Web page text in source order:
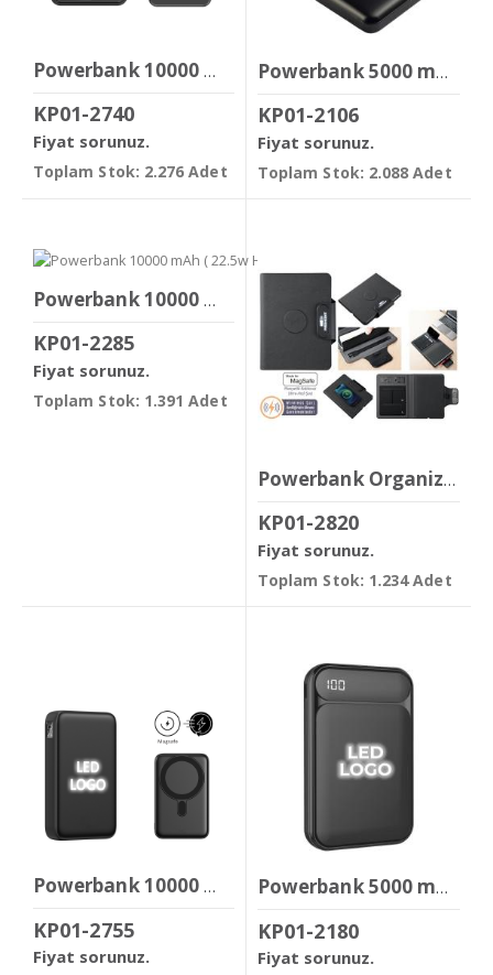
Powerbank 10000 mAh ( Magsafe & 22.5w Hızlı Şarj )
KP01-2740
Fiyat sorunuz.
Toplam Stok: 2.276 Adet
Powerbank 5000 mAh
KP01-2106
Fiyat sorunuz.
Toplam Stok: 2.088 Adet
Powerbank 10000 mAh ( 22.5w Hızlı Şarj
KP01-2285
Fiyat sorunuz.
Toplam Stok: 1.391 Adet
Powerbank Organizer 8000 mAh
KP01-2820
Fiyat sorunuz.
Toplam Stok: 1.234 Adet
Powerbank 10000 mAh ( Işıklı Magsafe & 22.5w Hızlı Şarj )
KP01-2755
Fiyat sorunuz.
Powerbank 5000 mAh
KP01-2180
Fiyat sorunuz.